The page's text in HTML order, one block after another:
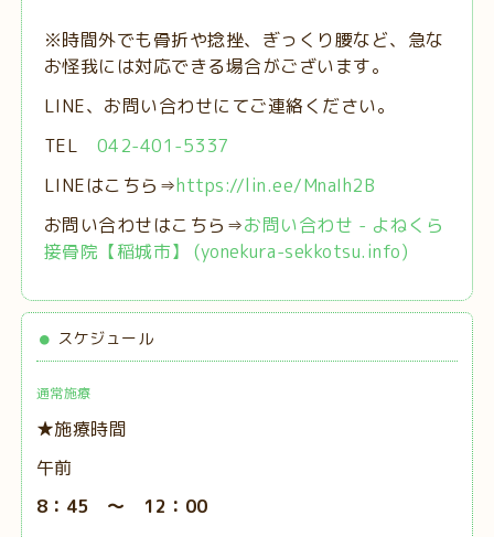
※時間外でも骨折や捻挫、ぎっくり腰など、急な
お怪我には対応できる場合がございます。
LINE、お問い合わせにてご連絡ください。
TEL 042-401-5337
LINEはこちら⇒https://lin.ee/MnaIh2B
お問い合わせはこちら⇒お問い合わせ - よねくら
接骨院【稲城市】 (yonekura-sekkotsu.info)
スケジュール
通常施療
★施療時間
午前
8：45 ～ 12：00